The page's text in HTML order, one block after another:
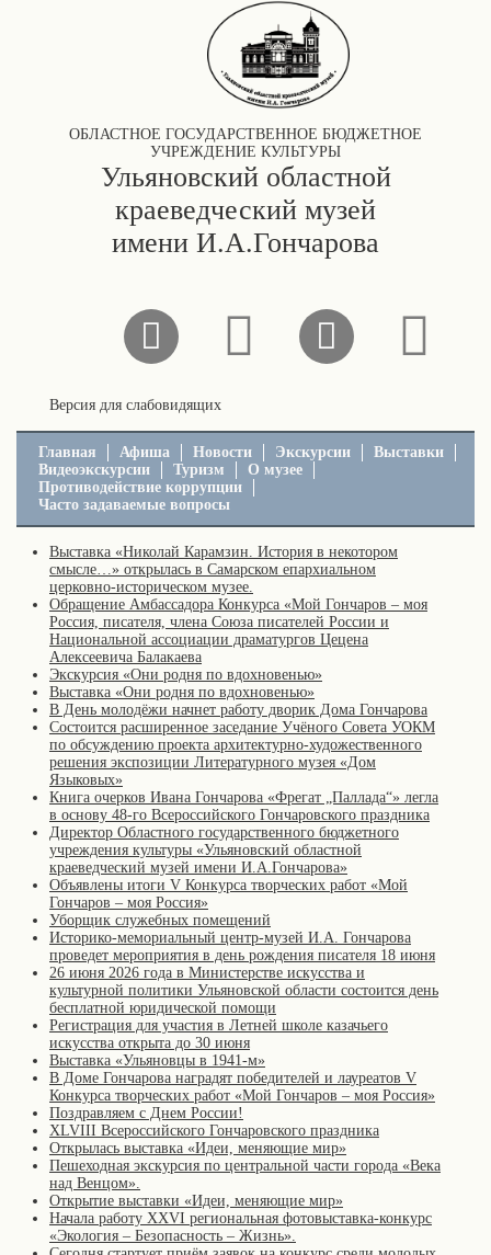
ОБЛАСТНОЕ ГОСУДАРСТВЕННОЕ БЮДЖЕТНОЕ
УЧРЕЖДЕНИЕ КУЛЬТУРЫ
Ульяновский областной
краеведческий музей
имени И.А.Гончарова
Версия для слабовидящих
Главная Афиша Новости Экскурсии
Выставки
Видеоэкскурсии
Туризм
О музее
Противодействие коррупции
Часто задаваемые вопросы
Выставка «Николай Карамзин. История в некотором
смысле…» открылась в Самарском епархиальном
церковно-историческом музее.
Обращение Амбассадора Конкурса «Мой Гончаров – моя
Россия, писателя, члена Союза писателей России и
Национальной ассоциации драматургов Цецена
Алексеевича Балакаева
Экскурсия «Они родня по вдохновенью»
Выставка «Они родня по вдохновенью»
В День молодёжи начнет работу дворик Дома Гончарова
Состоится расширенное заседание Учёного Совета УОКМ
по обсуждению проекта архитектурно-художественного
решения экспозиции Литературного музея «Дом
Языковых»
Книга очерков Ивана Гончарова «Фрегат „Паллада“» легла
в основу 48-го Всероссийского Гончаровского праздника
Директор Областного государственного бюджетного
учреждения культуры «Ульяновский областной
краеведческий музей имени И.А.Гончарова»
Объявлены итоги V Конкурса творческих работ «Мой
Гончаров – моя Россия»
Уборщик служебных помещений
Историко-мемориальный центр-музей И.А. Гончарова
проведет мероприятия в день рождения писателя 18 июня
26 июня 2026 года в Министерстве искусства и
культурной политики Ульяновской области состоится день
бесплатной юридической помощи
Регистрация для участия в Летней школе казачьего
искусства открыта до 30 июня
Выставка «Ульяновцы в 1941-м»
В Доме Гончарова наградят победителей и лауреатов V
Конкурса творческих работ «Мой Гончаров – моя Россия»
Поздравляем с Днем России!
XLVIII Всероссийского Гончаровского праздника
Открылась выставка «Идеи, меняющие мир»
Пешеходная экскурсия по центральной части города «Века
над Венцом».
Открытие выставки «Идеи, меняющие мир»
Начала работу XXVI региональная фотовыставка-конкурс
«Экология – Безопасность – Жизнь».